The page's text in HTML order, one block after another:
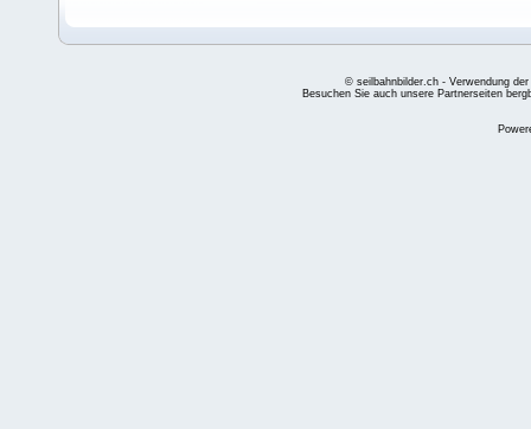
© seilbahnbilder.ch - Verwendung
Besuchen Sie auch unsere Partnerseiten